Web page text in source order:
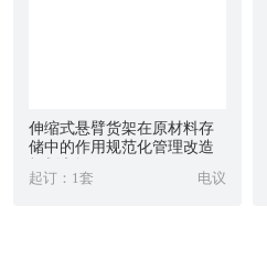
伸缩式悬臂货架在原材料存
储中的作用规范化管理改造
起订：1套 电议